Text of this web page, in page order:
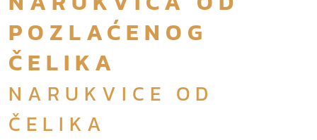
POZLAĆENOG
ČELIKA
NARUKVICE OD
ČELIKA